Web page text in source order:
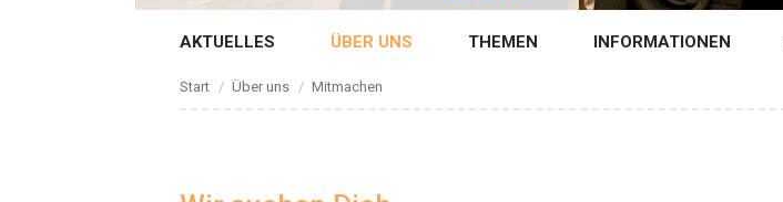
AKTUELLES ÜBER UNS THEMEN INFORMATIONEN
Sie befinden sich hier:
Start Über uns Mitmachen